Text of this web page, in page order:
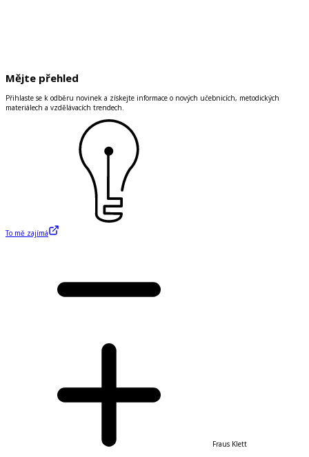
Mějte přehled
Přihlaste se k odběru novinek a získejte informace o nových učebnicích, metodických
materiálech a vzdělávacích trendech.
To mě zajímá
Fraus Klett